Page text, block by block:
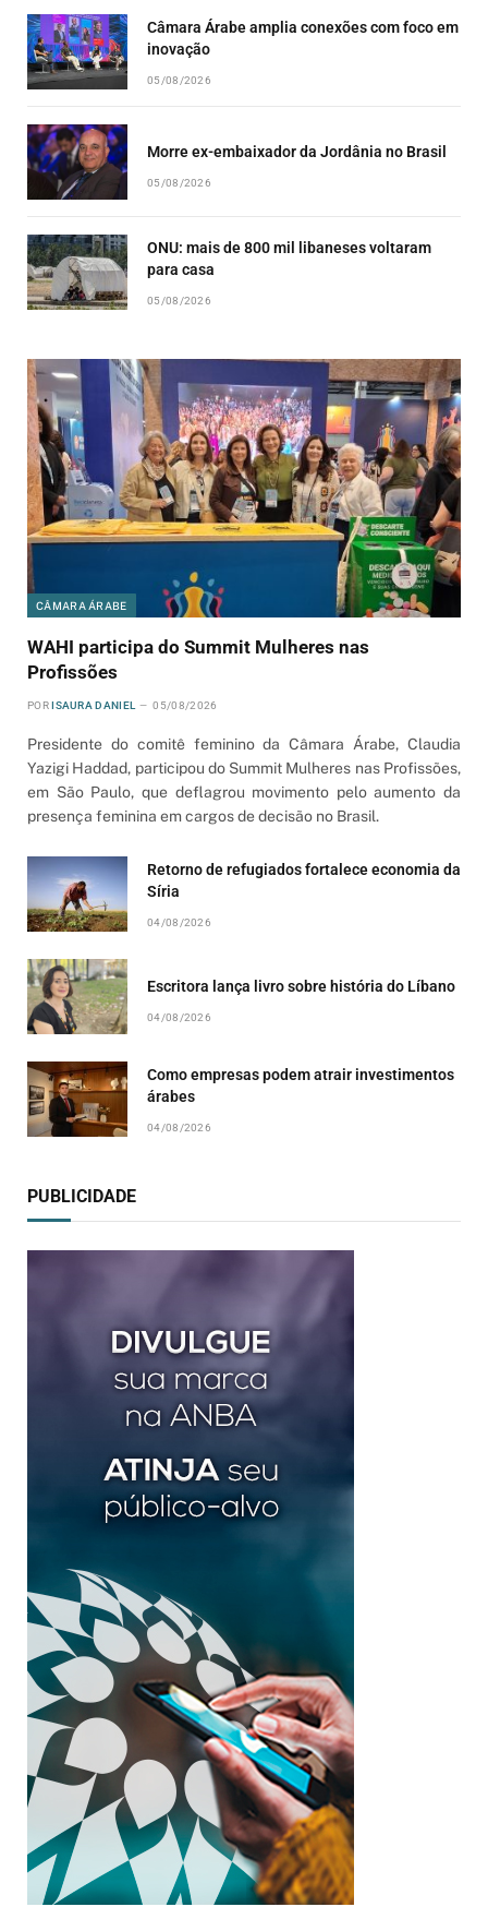
Câmara Árabe amplia conexões com foco em
inovação
Morre ex-embaixador da Jordânia no Brasil
ONU: mais de 800 mil libaneses voltaram
para casa
CÂMARA ÁRABE
WAHI participa do Summit Mulheres nas
Profissões
Presidente do comitê feminino da Câmara Árabe, Claudia
Yazigi Haddad, participou do Summit Mulheres nas Profissões,
em São Paulo, que deflagrou movimento pelo aumento da
presença feminina em cargos de decisão no Brasil.
Retorno de refugiados fortalece economia da
Síria
Escritora lança livro sobre história do Líbano
Como empresas podem atrair investimentos
árabes
PUBLICIDADE